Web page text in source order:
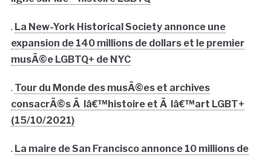
. La New-York Historical Society annonce une
expansion de 140 millions de dollars et le premier
musÃ©e LGBTQ+ de NYC
. Tour du Monde des musÃ©es et archives
consacrÃ©s Ã lâ€™histoire et Ã lâ€™art LGBT+
(15/10/2021)
. La maire de San Francisco annonce 10 millions de